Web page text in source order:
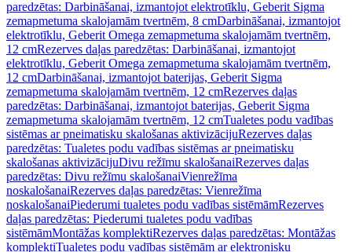
paredzētas: Darbināšanai, izmantojot elektrotīklu, Geberit Sigma
zemapmetuma skalojamām tvertnēm, 8 cmDarbināšanai, izmantojot
elektrotīklu, Geberit Omega zemapmetuma skalojamām tvertnēm,
12 cmRezerves daļas paredzētas: Darbināšanai, izmantojot
elektrotīklu, Geberit Omega zemapmetuma skalojamām tvertnēm,
12 cmDarbināšanai, izmantojot baterijas, Geberit Sigma
zemapmetuma skalojamām tvertnēm, 12 cmRezerves daļas
paredzētas: Darbināšanai, izmantojot baterijas, Geberit Sigma
zemapmetuma skalojamām tvertnēm, 12 cmTualetes podu vadības
sistēmas ar pneimatisku skalošanas aktivizācijuRezerves daļas
paredzētas: Tualetes podu vadības sistēmas ar pneimatisku
skalošanas aktivizācijuDivu režīmu skalošanaiRezerves daļas
paredzētas: Divu režīmu skalošanaiVienrežīma
noskalošanaiRezerves daļas paredzētas: Vienrežīma
noskalošanaiPiederumi tualetes podu vadības sistēmāmRezerves
daļas paredzētas: Piederumi tualetes podu vadības
sistēmāmMontāžas komplektiRezerves daļas paredzētas: Montāžas
komplektiTualetes podu vadības sistēmām ar elektronisku